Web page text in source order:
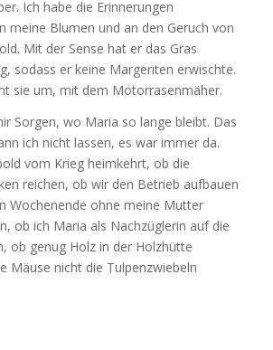
Ich habe die Erinnerungen
meine Blumen und an den Geruch von
Mit der Sense hat er das Gras
sodass er keine Margeriten erwischte.
sie um, mit dem Motorrasenmäher.
Sorgen, wo Maria so lange bleibt. Das
ich nicht lassen, es war immer da.
vom Krieg heimkehrt, ob die
reichen, ob wir den Betrieb aufbauen
Wochenende ohne meine Mutter
ob ich Maria als Nachzüglerin auf die
ob genug Holz in der Holzhütte
Mäuse nicht die Tulpenzwiebeln